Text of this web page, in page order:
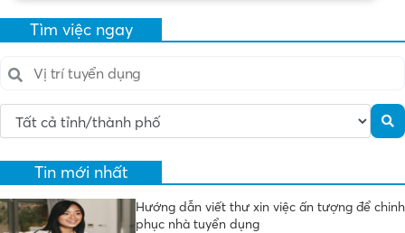
Tìm việc ngay
Tin mới nhất
Hướng dẫn viết thư xin việc ấn tượng để chinh
phục nhà tuyển dụng